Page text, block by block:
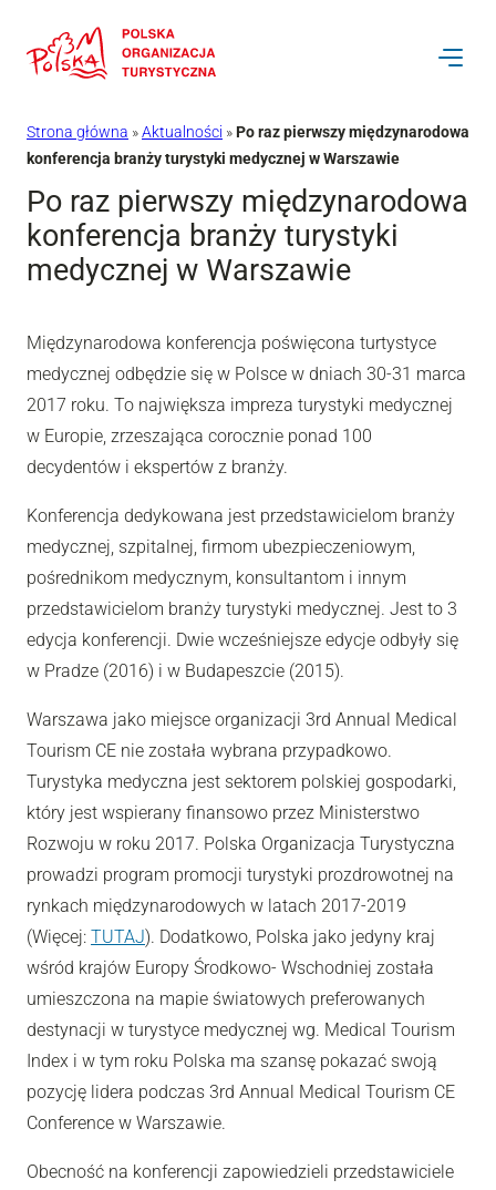
do
Strona główna »Aktualności »Po raz pierwszy międzynarodowa
konferencja branży turystyki medycznej w Warszawie
Po raz pierwszy międzynarodowa
konferencja branży turystyki
medycznej w Warszawie
Międzynarodowa konferencja poświęcona turtystyce
medycznej odbędzie się w Polsce w dniach 30-31 marca
2017 roku. To największa impreza turystyki medycznej
w Europie, zrzeszająca corocznie ponad 100
decydentów i ekspertów z branży.
Konferencja dedykowana jest przedstawicielom branży
medycznej, szpitalnej, firmom ubezpieczeniowym,
pośrednikom medycznym, konsultantom i innym
przedstawicielom branży turystyki medycznej. Jest to 3
edycja konferencji. Dwie wcześniejsze edycje odbyły się
w Pradze (2016) i w Budapeszcie (2015).
Warszawa jako miejsce organizacji 3rd Annual Medical
Tourism CE nie została wybrana przypadkowo.
Turystyka medyczna jest sektorem polskiej gospodarki,
który jest wspierany finansowo przez Ministerstwo
Rozwoju w roku 2017. Polska Organizacja Turystyczna
prowadzi program promocji turystyki prozdrowotnej na
rynkach międzynarodowych w latach 2017-2019
(Więcej: TUTAJ). Dodatkowo, Polska jako jedyny kraj
wśród krajów Europy Środkowo- Wschodniej została
umieszczona na mapie światowych preferowanych
destynacji w turystyce medycznej wg. Medical Tourism
Index i w tym roku Polska ma szansę pokazać swoją
pozycję lidera podczas 3rd Annual Medical Tourism CE
Conference w Warszawie.
Obecność na konferencji zapowiedzieli przedstawiciele